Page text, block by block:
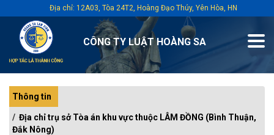
CÔNG TY LUẬT HOÀNG SA
Địa chỉ: 12A03, Tòa 24T2, Hoàng Đạo Thúy, Yên Hòa, HN
Thông tin
Địa chỉ trụ sở Tòa án khu vực thuộc LÂM ĐỒNG (Bình Thuận,
Đắk Nông)